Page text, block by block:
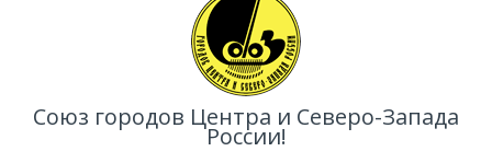
Союз городов Центра и Северо-Запада
России!